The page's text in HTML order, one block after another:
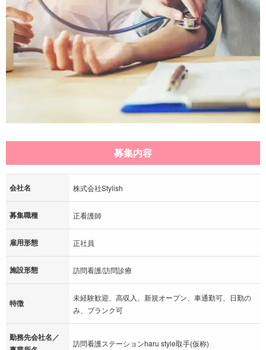
募集内容
会社名 株式会社Stylish
募集職種 正看護師
雇用形態 正社員
施設形態 訪問看護/訪問診療
特徴
未経験歓迎、高収入、新規オープン、車通勤可、日勤の
み、ブランク可
勤務先会社名／
訪問看護ステーションharu style取手(仮称)